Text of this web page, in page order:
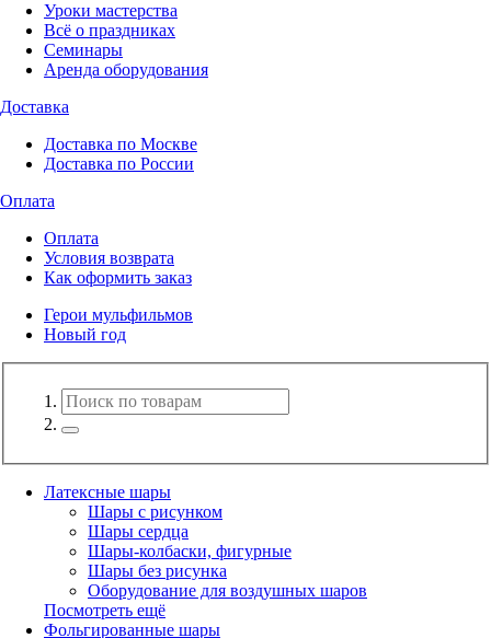
Уроки мастерства
Всё о праздниках
Семинары
Аренда оборудования
Доставка
Доставка по Москве
Доставка по России
Оплата
Оплата
Условия возврата
Как оформить заказ
Герои мульфильмов
Новый год
Латексные шары
Шары с рисунком
Шары сердца
Шары-колбаски, фигурные
Шары без рисунка
Оборудование для воздушных шаров
Посмотреть ещё
Фольгированные шары